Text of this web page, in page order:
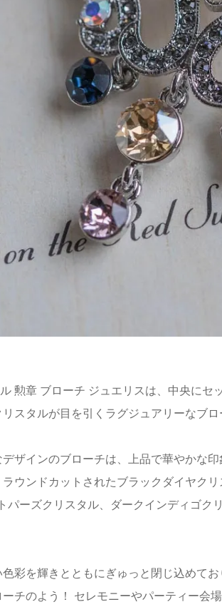
勲章 ブローチ ジュエリスは、中央に
スタルが目を引くラグジュアリーなブ
ザインのブローチは、上品で華やかな
ウンドカットされたブラックダイヤク
パーズクリスタル、ダークインディゴク
彩を輝きとともにぎゅっと閉じ込めて
チのよう！ セレモニーやパーティー会